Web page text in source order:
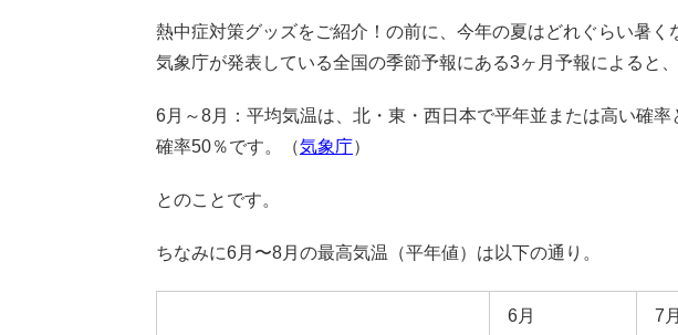
熱中症対策グッズをご紹介！の前に、今年の夏はどれぐらい暑く
気象庁が発表している全国の季節予報にある3ヶ月予報によると、
6月～8月：平均気温は、北・東・西日本で平年並または高い確
確率50％です。（気象庁）
とのことです。
ちなみに6月〜8月の最高気温（平年値）は以下の通り。
6月 7月